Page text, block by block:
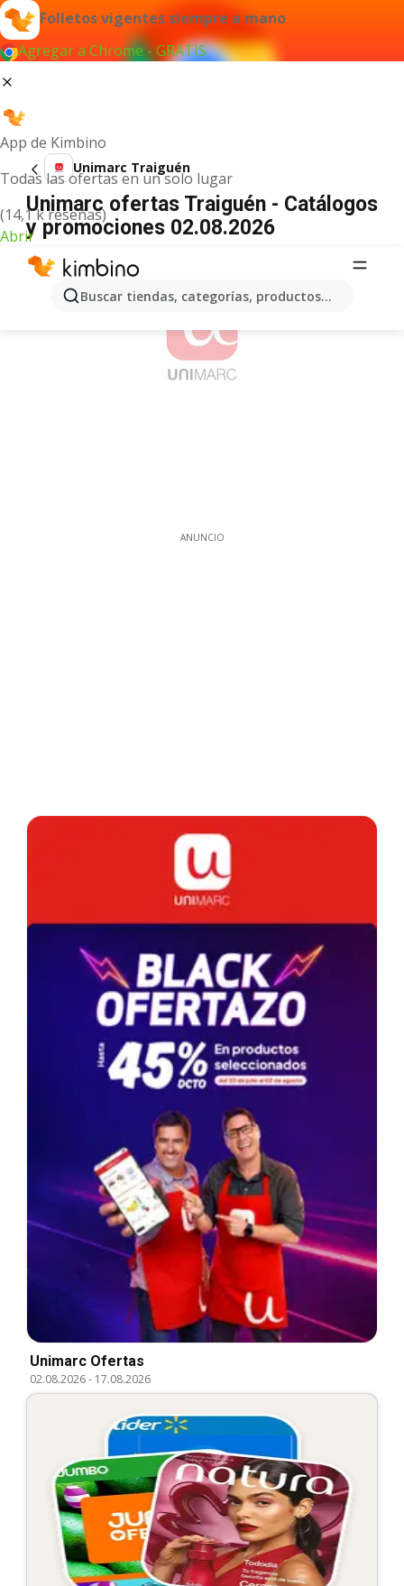
Folletos vigentes siempre a mano
Agregar a Chrome - GRATIS
App de Kimbino
Todas las ofertas en un solo lugar
(14,1 k reseñas)
Abrir
Buscar tiendas, categorías, productos...
Unimarc Traiguén
Unimarc ofertas Traiguén - Catálogos
y promociones 02.08.2026
ANUNCIO
Unimarc Ofertas
02.08.2026- 17.08.2026